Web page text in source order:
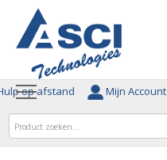
op afstand Mijn Account